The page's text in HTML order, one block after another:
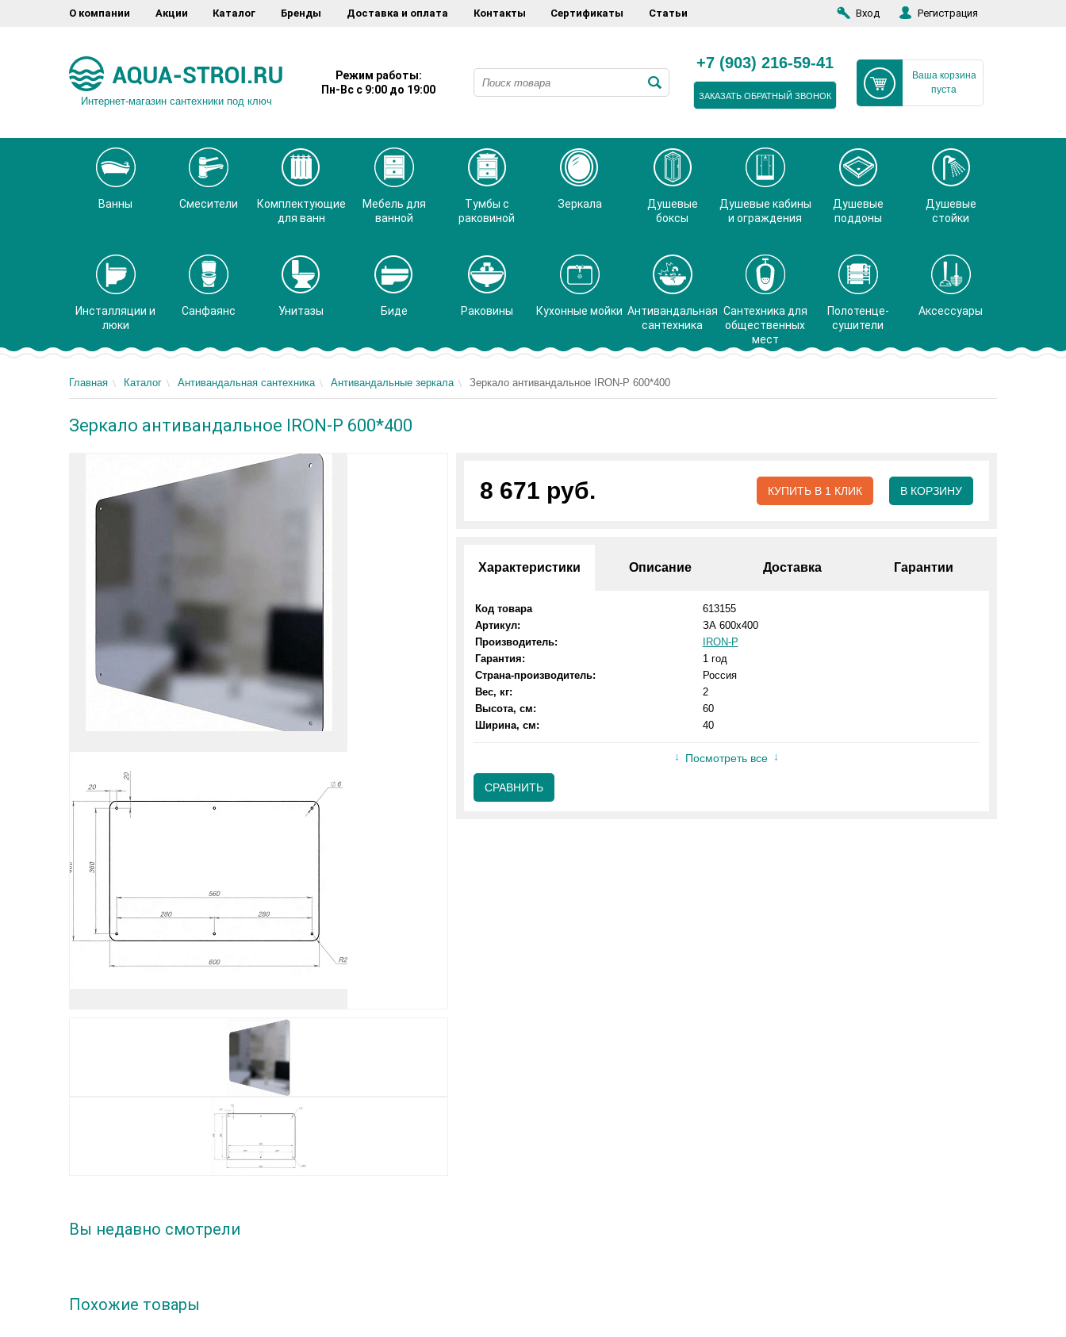
О компании Акции Каталог Бренды Доставка и оплата Контакты Сертификаты Статьи Вход Регистрация
Интернет-магазин сантехники под ключ
Режим работы:
Пн-Вс с 9:00 до 19:00
+7 (903) 216-59-41
ЗАКАЗАТЬ ОБРАТНЫЙ ЗВОНОК
Ваша корзина
пуста
Ванны Смесители
Комплектующие
для ванн
Мебель для
ванной
Тумбы с
раковиной
Зеркала
Душевые
боксы
Душевые кабины
и ограждения
Душевые
поддоны
Душевые
стойки
Инсталляции и
люки
Санфаянс Унитазы Биде Раковины Кухонные мойки Антивандальная
сантехника
Сантехника для
общественных
мест
Полотенце-
сушители
Аксессуары
Главная Каталог Антивандальная сантехника Антивандальные зеркала Зеркало антивандальное IRON-P 600*400
Зеркало антивандальное IRON-P 600*400
8 671 руб. КУПИТЬ В 1 КЛИК В КОРЗИНУ
Характеристики Описание Доставка Гарантии
Код товара
613155
Артикул:
ЗА 600х400
Производитель:
IRON-P
Гарантия:
1 год
Страна-производитель:
Россия
Вес, кг:
2
Высота, см:
60
Ширина, см:
40
Посмотреть все
СРАВНИТЬ
Вы недавно смотрели
Похожие товары